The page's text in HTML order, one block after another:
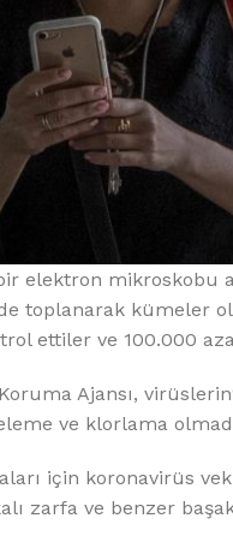
elektron
toplanarak kümeler
ettiler ve 100.000
Ajansı,
ve klorlama
için koronavirüs
zarfa ve benzer